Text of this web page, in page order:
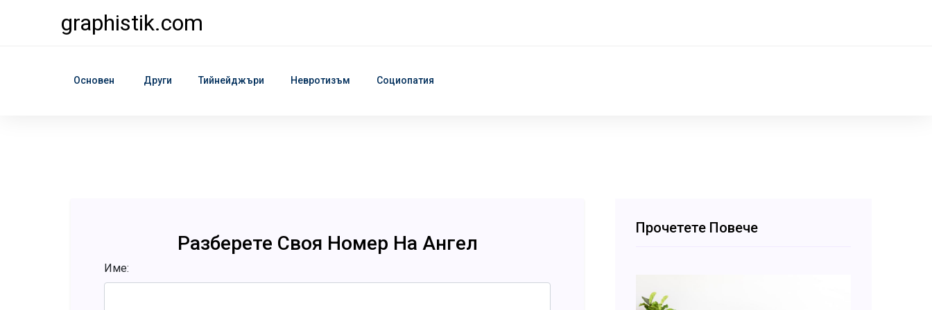
graphistik.com
Основен Други Тийнейджъри Невротизъм Социопатия
Разберете Своя Номер На Ангел
Име:
Прочетете Повече